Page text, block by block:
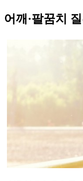
어깨·팔꿈치